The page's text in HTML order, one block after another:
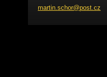
martin.schor@post.cz